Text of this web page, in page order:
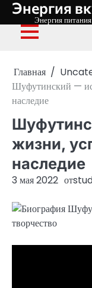
Перейти
содержимому
Энергия
Энергия питания
Главная
Шуфутинский —
наследие
жизни,
наследие
3 мая 2022 от